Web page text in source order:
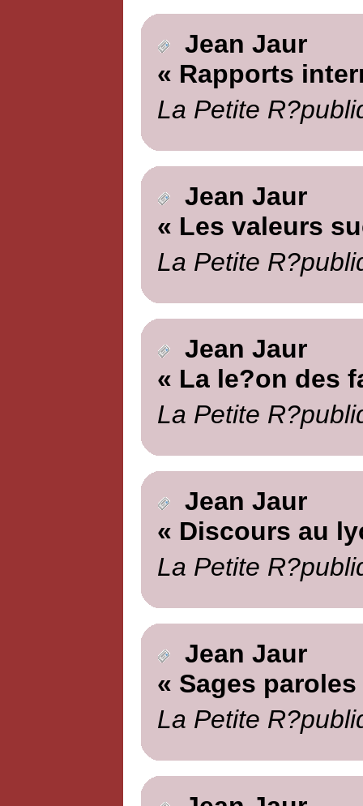
Jean Jaur
« Rapports
La Petite
Jean Jaur
« Les valeurs
La Petite
Jean Jaur
« La le?on des
La Petite
Jean Jaur
« Discours au
La Petite
Jean Jaur
« Sages paroles
La Petite